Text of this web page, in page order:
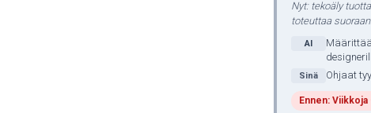
Nyt: tekoäly
toteuttaa suoraan.
AI
Sinä Ohjaat
Ennen: Viikkoja